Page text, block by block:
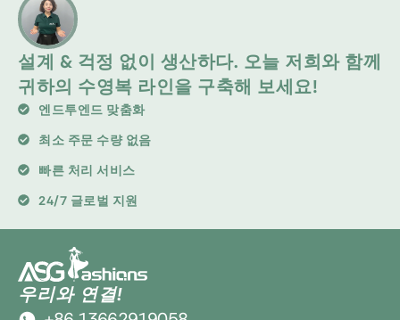
설계 & 걱정 없이 생산하다. 오늘 저희와 함께
귀하의 수영복 라인을 구축해 보세요!
엔드투엔드 맞춤화
최소 주문 수량 없음
빠른 처리 서비스
24/7 글로벌 지원
우리와 연결!